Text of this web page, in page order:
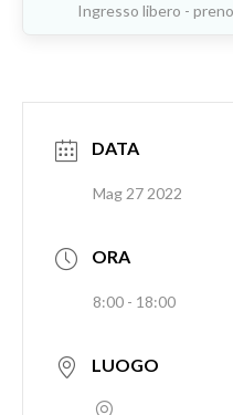
Ingresso libero -
DATA
Mag 27 2022
ORA
8:00 - 18:00
LUOGO